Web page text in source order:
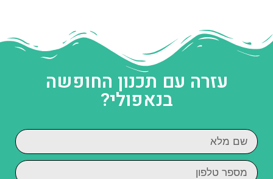
עזרה עם תכנון החופשה
בנאפולי?